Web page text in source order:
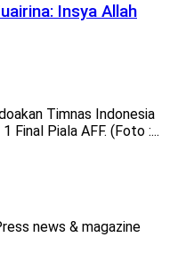
Insya Allah
Timnas Indonesia
Final Piala AFF. (Foto :...
news & magazine